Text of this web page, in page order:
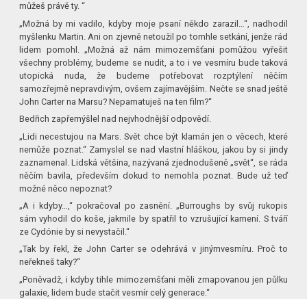
můžeš právě ty. “
„Možná by mi vadilo, kdyby moje psaní někdo zarazil…“, nadhodil
myšlenku Martin. Ani on zjevně netoužil po tomhle setkání, jenže rád
lidem pomohl. „Možná až nám mimozemšťani pomůžou vyřešit
všechny problémy, budeme se nudit, a to i ve vesmíru bude taková
utopická nuda, že budeme potřebovat rozptýlení něčím
samozřejmě nepravdivým, ovšem zajímavějším. Nečte se snad ještě
John Carter na Marsu? Nepamatuješ na ten film?“
Bedřich zapřemýšlel nad nejvhodnější odpovědí.
„Lidi necestujou na Mars. Svět chce být klamán jen o věcech, které
nemůže poznat.“ Zamyslel se nad vlastní hláškou, jakou by si jindy
zaznamenal. Lidská většina, nazývaná zjednodušeně „svět“, se ráda
něčím bavila, především dokud to nemohla poznat. Bude už teď
možné něco nepoznat?
„A i kdyby…,“ pokračoval po zasnění. „Burroughs by svůj rukopis
sám vyhodil do koše, jakmile by spatřil to vzrušující kamení. S tváří
ze Cydónie by si nevystačil.“
„Tak by řekl, že John Carter se odehrává v jinýmvesmíru. Proč to
neřekneš taky?“
„Poněvadž, i kdyby tihle mimozemšťani měli zmapovanou jen půlku
galaxie, lidem bude stačit vesmír celý generace.“